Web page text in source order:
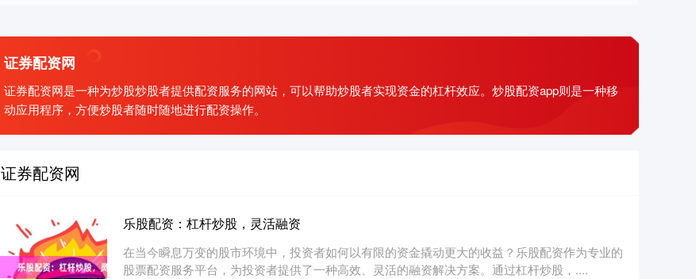
证券配资网
证券配资网是一种为炒股炒股者提供配资服务的网站，可以帮助炒股者实现资金的杠杆效应。炒股配资app则是一种移
动应用程序，方便炒股者随时随地进行配资操作。
证券配资网
乐股配资：杠杆炒股，灵活融资
在当今瞬息万变的股市环境中，投资者如何以有限的资金撬动更大的收益？乐股配资作为专业的
股票配资服务平台，为投资者提供了一种高效、灵活的融资解决方案。通过杠杆炒股，....